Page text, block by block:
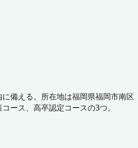
備える。所在地は福岡県福岡市南区
ース、高卒認定コースの3つ。